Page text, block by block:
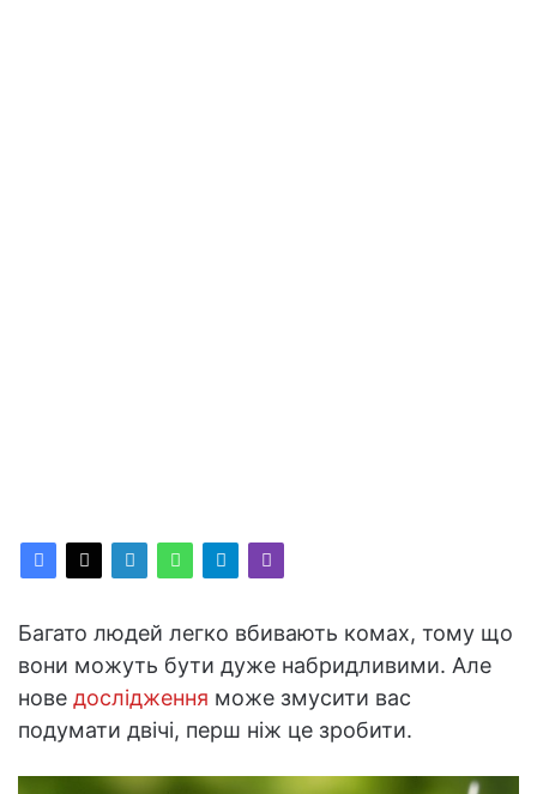
Багато людей легко вбивають комах, тому що
вони можуть бути дуже набридливими. Але
нове дослідження може змусити вас
подумати двічі, перш ніж це зробити.